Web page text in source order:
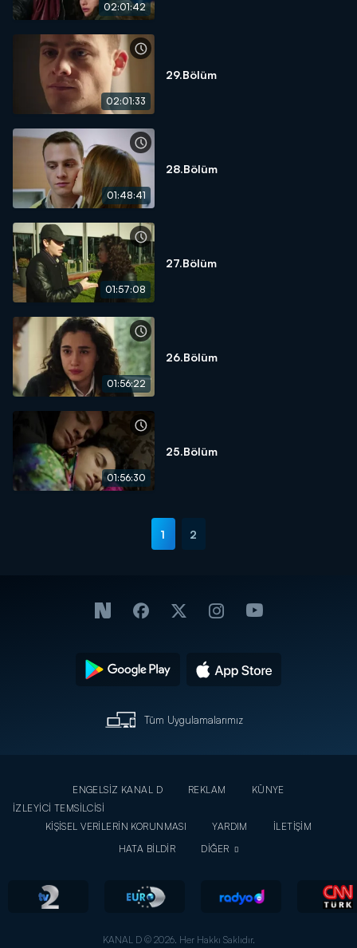
02:01:42
02:01:33
29.Bölüm
01:48:41
28.Bölüm
01:57:08
27.Bölüm
01:56:22
26.Bölüm
01:56:30
25.Bölüm
1 2
Tüm Uygulamalarımız
ENGELSİZ KANAL D REKLAM
KÜNYE
İZLEYİCİ TEMSİLCİSİ
KİŞİSEL VERİLERİN KORUNMASI
YARDIM
İLETİŞİM
HATA BİLDİR
DİĞER
KANAL D © 2026. Her Hakkı Saklıdır.